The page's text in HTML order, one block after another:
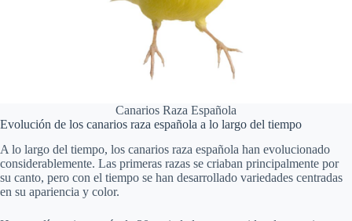
Canarios Raza Española
Evolución de los canarios raza española a lo largo del tiempo
A lo largo del tiempo, los canarios raza española han evolucionado
considerablemente. Las primeras razas se criaban principalmente por
su canto, pero con el tiempo se han desarrollado variedades centradas
en su apariencia y color.